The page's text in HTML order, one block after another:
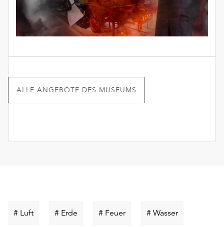
ALLE ANGEBOTE DES MUSEUMS
# LuftSchlüsselwort
# Erde Schlüsselwort
# FeuerSchlüsselwort
# Wasser